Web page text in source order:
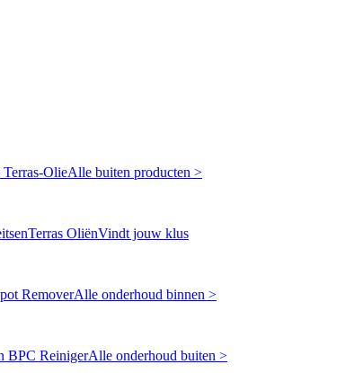
OlieAlle buiten producten >
Terras OliënVindt jouw klus
RemoverAlle onderhoud binnen >
BPC ReinigerAlle onderhoud buiten >